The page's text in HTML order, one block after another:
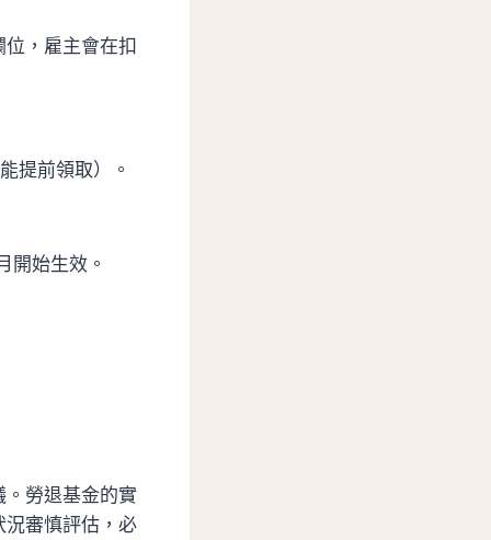
，雇主會在扣
提前領取）。
開始生效。
。勞退基金的實
況審慎評估，必